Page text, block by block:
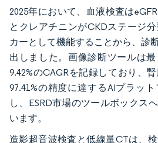
2025年において、血液検査は
とクレアチニンがCKDステージ
カーとして機能することから、診
出しました。画像診断ツールは
9.42%のCAGRを記録しており、
97.41%の精度に達するAIプラッ
し、ESRD市場のツールボックス
います。
造影超音波検査と低線量CTは、